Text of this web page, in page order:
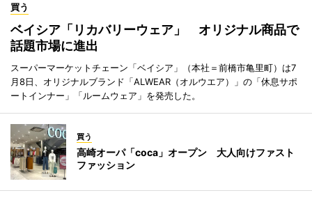
買う
ベイシア「リカバリーウェア」 オリジナル商品で
話題市場に進出
スーパーマーケットチェーン「ベイシア」（本社＝前橋市亀里町）は7
月8日、オリジナルブランド「ALWEAR（オルウエア）」の「休息サポ
ートインナー」「ルームウェア」を発売した。
買う
高崎オーパ「coca」オープン 大人向けファスト
ファッション